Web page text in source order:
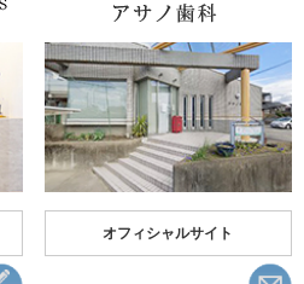
オフィシャルサイト